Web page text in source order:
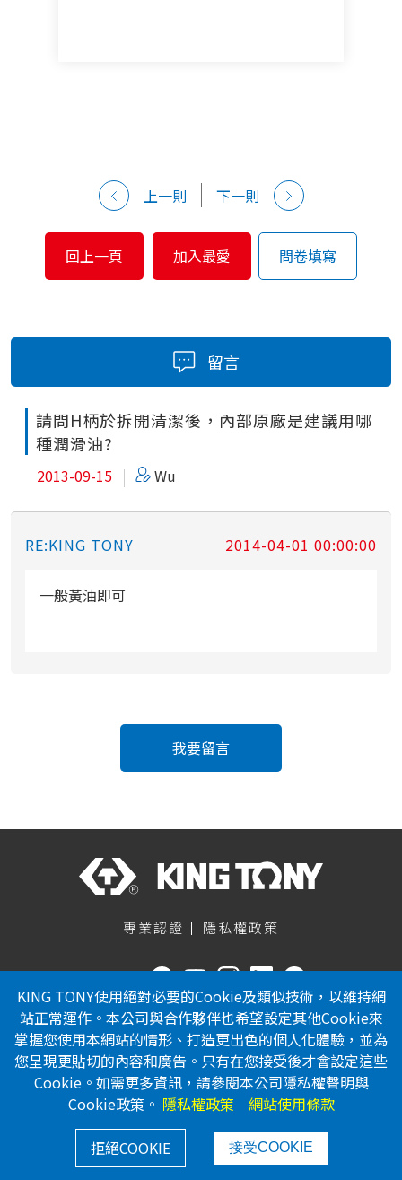
KING TONY使用絕對必要的Cookie及類似技術，以維持網
站正常運作。本公司與合作夥伴也希望設定其他Cookie來
掌握您使用本網站的情形、打造更出色的個人化體驗，並為
您呈現更貼切的內容和廣告。只有在您接受後才會設定這些
Cookie。如需更多資訊，請參閱本公司隱私權聲明與
Cookie政策。 隱私權政策 網站使用條款
拒絕COOKIE 接受COOKIE
上一則 下一則
回上一頁 加入最愛 問卷填寫
留言
請問H柄於拆開清潔後，內部原廠是建議用哪
種潤滑油?
2013-09-15 Wu
RE:KING TONY 2014-04-01 00:00:00
一般黃油即可
我要留言
專業認證 隱私權政策
886-4-23353567
886-4-23353642
service@kingtony.com.tw
台中市烏日區溪南路二段516巷
150弄11號
Copyright © 2022 KING TONY 工具學園 All Rights
Reserved.Designed by ARTWARE